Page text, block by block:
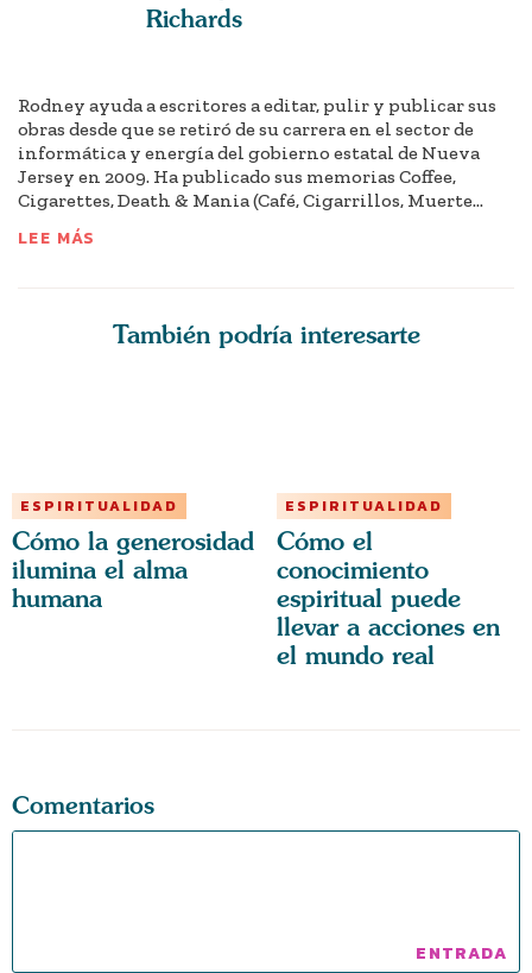
Richards
Rodney ayuda a escritores a editar, pulir y publicar sus
obras desde que se retiró de su carrera en el sector de
informática y energía del gobierno estatal de Nueva
Jersey en 2009. Ha publicado sus memorias Coffee,
Cigarettes, Death & Mania (Café, Cigarrillos, Muerte...
LEE MÁS
También podría interesarte
ESPIRITUALIDAD
Cómo la generosidad
ilumina el alma
humana
ESPIRITUALIDAD
Cómo el
conocimiento
espiritual puede
llevar a acciones en
el mundo real
Comentarios